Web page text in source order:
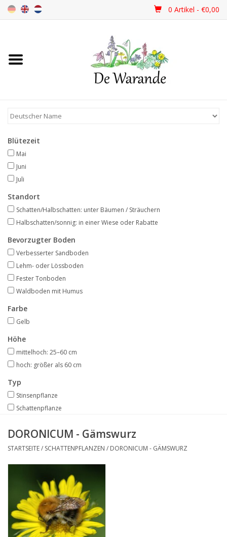
0 Artikel - €0,00
Startseite
Frühjahrsblüher
Sommerblüher
Herbstblüher
Schattenpflanzen
Angebote
Bodenverbesserung
SONSTIGE PRODUKTE
Beratung
Unser Garten!
Starke Zwiebel Tage
Neuigkeiten
Blütezeit
Mai
Juni
Juli
Standort
Schatten/Halbschatten: unter Bäumen / Sträuchern
Halbschatten/sonnig: in einer Wiese oder Rabatte
Bevorzugter Boden
Verbesserter Sandboden
Lehm- oder Lössboden
Fester Tonboden
Waldboden mit Humus
Farbe
Gelb
Höhe
mittelhoch: 25–60 cm
hoch: größer als 60 cm
Typ
Stinsenpflanze
Schattenpflanze
DORONICUM - Gämswurz
STARTSEITE/ SCHATTENPFLANZEN / DORONICUM - GÄMSWURZ